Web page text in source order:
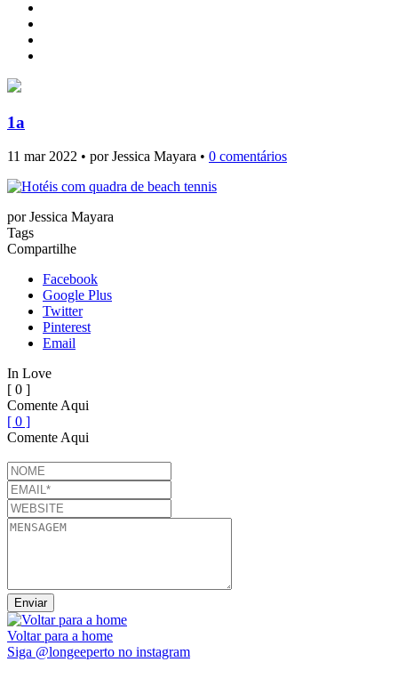
1a
11 mar 2022 • por Jessica Mayara • 0 comentários
porJessica Mayara
Tags
Compartilhe
Facebook
Google Plus
Twitter
Pinterest
Email
In Love
[ 0 ]
Comente Aqui
[ 0 ]
Comente Aqui
Voltar para a home
Siga @longeeperto no instagram